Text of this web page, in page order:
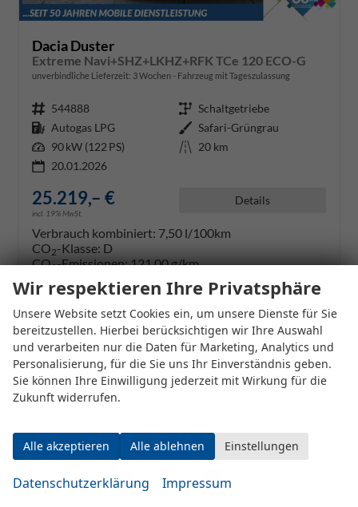
Dacia Duster
Extreme Navi+SHZ+LKHZ+RFK TCe 120 ECO-G
unverbindliche Lieferzeit: 3 Wochen Fahrzeug mit Tageszulassung
Fahrzeugnr. 544888 Getriebe Schaltgetriebe
Kraftstoff Autogas LPG Außenfarbe Safari-Grüngrau
Leistung 90 kW (122 PS) Kilometerstand 20 km
20.01.2026
25.219,– €
incl. 19% MwSt.
Details
Verbrauch kombiniert: 7,50 l/100km
CO2-Klasse: D
CO2-Emissionen:121,00 g/km
Datensätze pro Seite:
10 20 50 100 250
Seite:
Seiten:
1 2 3 4 ...
Wir respektieren Ihre Privatsphäre
Unsere Website setzt Cookies ein, um unsere Dienste für Sie
bereitzustellen. Hierbei berücksichtigen wir Ihre Auswahl
und verarbeiten nur die Daten für Marketing, Analytics und
Personalisierung, für die Sie uns Ihr Einverständnis geben.
Sie können Ihre Einwilligung jederzeit mit Wirkung für die
Zukunft widerrufen.
Alle akzeptieren Alle ablehnen Einstellungen
Datenschutzerklärung Impressum